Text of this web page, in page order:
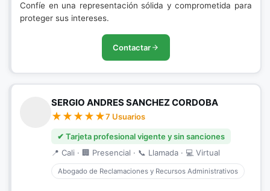
Confíe en una representación sólida y comprometida para
proteger sus intereses.
Contactar
SERGIO ANDRES SANCHEZ CORDOBA
7 Usuarios
✔ Tarjeta profesional vigente y sin sanciones
📍 Cali · 🏢 Presencial · 📞 Llamada · 💻 Virtual
Abogado de Reclamaciones y Recursos Administrativos